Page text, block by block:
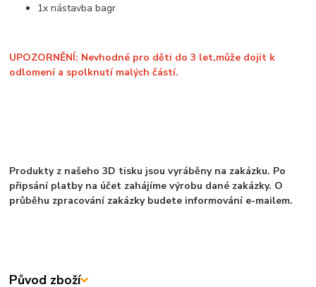
1x nástavba bagr
UPOZORNĚNÍ: Nevhodné pro děti do 3 let,může dojit k
odlomení a spolknutí malých částí.
Produkty z našeho 3D tisku jsou vyráběny na zakázku. Po
připsání platby na účet zahájíme výrobu dané zakázky. O
průběhu zpracování zakázky budete informování e-mailem.
Původ zboží